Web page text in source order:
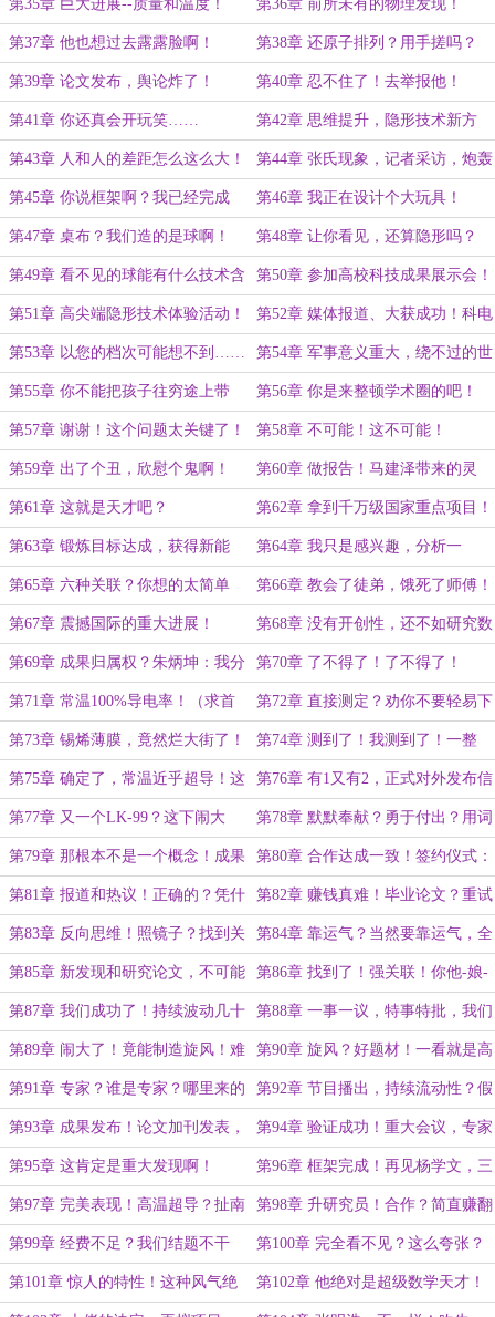
第35章 巨大进展--质量和温度！ 第36章 前所未有的物理发现！
第37章 他也想过去露露脸啊！ 第38章 还原子排列？用手搓吗？
第39章 论文发布，舆论炸了！ 第40章 忍不住了！去举报他！
第41章 你还真会开玩笑…… 第42章 思维提升，隐形技术新方
向！
第43章 人和人的差距怎么这么大！ 第44章 张氏现象，记者采访，炮轰
杨学文！
第45章 你说框架啊？我已经完成
了！
第46章 我正在设计个大玩具！
第47章 桌布？我们造的是球啊！ 第48章 让你看见，还算隐形吗？
第49章 看不见的球能有什么技术含
量！
第50章 参加高校科技成果展示会！
第51章 高尖端隐形技术体验活动！ 第52章 媒体报道、大获成功！科电
所专家？
第53章 以您的档次可能想不到…… 第54章 军事意义重大，绕不过的世
界难题！
第55章 你不能把孩子往穷途上带
啊！
第56章 你是来整顿学术圈的吧！
第57章 谢谢！这个问题太关键了！ 第58章 不可能！这不可能！
第59章 出了个丑，欣慰个鬼啊！ 第60章 做报告！马建泽带来的灵
感……
第61章 这就是天才吧？ 第62章 拿到千万级国家重点项目！
第63章 锻炼目标达成，获得新能
力！
第64章 我只是感兴趣，分析一
下……
第65章 六种关联？你想的太简单
了！
第66章 教会了徒弟，饿死了师傅！
第67章 震撼国际的重大进展！ 第68章 没有开创性，还不如研究数
学！
第69章 成果归属权？朱炳坤：我分
你一个点！
第70章 了不得了！了不得了！
第71章 常温100%导电率！（求首
订）
第72章 直接测定？劝你不要轻易下
结论！
第73章 锡烯薄膜，竟然烂大街了！ 第74章 测到了！我测到了！一整
块，直接测定！
第75章 确定了，常温近乎超导！这
叫先见之明！
第76章 有1又有2，正式对外发布信
息！
第77章 又一个LK-99？这下闹大
了！
第78章 默默奉献？勇于付出？用词
不当了吧！
第79章 那根本不是一个概念！成果
转化，合作双赢！
第80章 合作达成一致！签约仪式：
都是传统……
第81章 报道和热议！正确的？凭什
么正确！
第82章 赚钱真难！毕业论文？重试
最初的实验……
第83章 反向思维！照镜子？找到关
键因素！
第84章 靠运气？当然要靠运气，全
都是运气！
第85章 新发现和研究论文，不可能
出现！？
第86章 找到了！强关联！你他-娘-
的真是个天才！
第87章 我们成功了！持续波动几十
秒！
第88章 一事一议，特事特批，我们
省里支持！
第89章 闹大了！竟能制造旋风！难
以想象……
第90章 旋风？好题材！一看就是高
科技！
第91章 专家？谁是专家？哪里来的
专家！
第92章 节目播出，持续流动性？假
的，一定是假的！
第93章 成果发布！论文加刊发表，
论科技潜力的重要性！
第94章 验证成功！重大会议，专家
害人不浅……
第95章 这肯定是重大发现啊！ 第96章 框架完成！再见杨学文，三
分天下的大佬！
第97章 完美表现！高温超导？扯南
扯北，也扯不上高温超导！
第98章 升研究员！合作？简直赚翻
了啊！
第99章 经费不足？我们结题不干
了！
第100章 完全看不见？这么夸张？
皇帝的新装大型现场！
第101章 惊人的特性！这种风气绝 第102章 他绝对是超级数学天才！